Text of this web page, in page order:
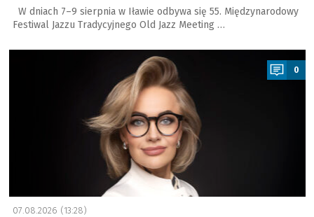
W dniach 7–9 sierpnia w Iławie odbywa się 55. Międzynarodowy
Festiwal Jazzu Tradycyjnego Old Jazz Meeting …
a
0
07.08.2026 (13:28)